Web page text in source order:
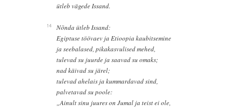
ütleb vägede Issand.
14
Nõnda ütleb Issand:
Egiptuse töövaev ja Etioopia kaubitsemine
ja seebalased, pikakasvulised mehed,
tulevad su juurde ja saavad su omaks;
nad käivad su järel;
tulevad ahelais ja kummardavad sind,
palvetavad su poole:
„Ainult sinu juures on Jumal ja teist ei ole,